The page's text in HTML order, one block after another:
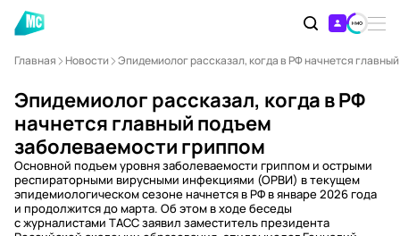
Главная Новости Эпидемиолог рассказал, когда в РФ начнется
Эпидемиолог рассказал, когда в РФ
начнется главный подъем
заболеваемости гриппом
Основной подъем уровня заболеваемости гриппом и острыми
респираторными вирусными инфекциями (ОРВИ) в текущем
эпидемиологическом сезоне начнется в РФ в январе 2026 года
и продолжится до марта. Об этом в ходе беседы
с журналистами ТАСС заявил заместитель президента